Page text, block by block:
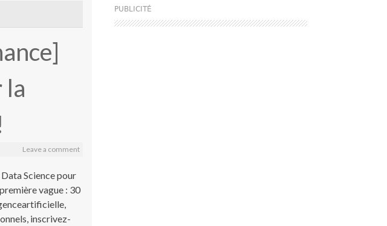
la
Leave a comment
Science pour
vague : 30
inscrivez-
PUBLICITÉ